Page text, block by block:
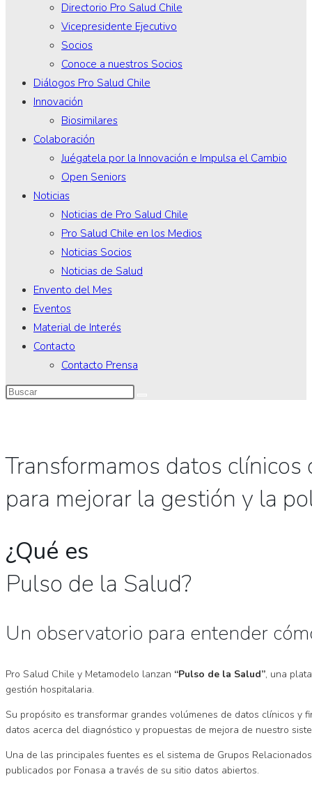
Directorio Pro Salud Chile
Vicepresidente Ejecutivo
Socios
Conoce a nuestros Socios
Diálogos Pro Salud Chile
Innovación
Biosimilares
Colaboración
Juégatela por la Innovación e Impulsa el Cambio
Open Seniors
Noticias
Noticias de Pro Salud Chile
Pro Salud Chile en los Medios
Noticias Socios
Noticias de Salud
Envento del Mes
Eventos
Material de Interés
Contacto
Contacto Prensa
Transformamos datos
para mejorar la gestión y la
¿Qué es
Pulso de la Salud?
Un observatorio para entender
Pro Salud Chile y Metamodelo lanzan “Pulso de la Salud”, una
gestión hospitalaria.
Su propósito es transformar grandes volúmenes de datos clínicos y
datos acerca del diagnóstico y propuestas de mejora de nuestro
Una de las principales fuentes es el sistema de Grupos
publicados por Fonasa a través de su sitio datos abiertos.